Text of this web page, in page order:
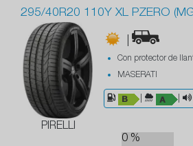
295/40R20 110Y XL PZERO
PIRELLI
|
Con protector de
MASERATI
0 %